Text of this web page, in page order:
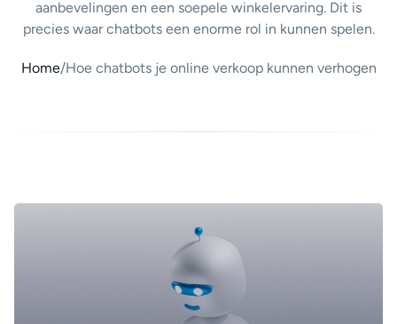
aanbevelingen en een soepele winkelervaring. Dit is
precies waar chatbots een enorme rol in kunnen spelen.
Home/Hoe chatbots je online verkoop kunnen verhogen